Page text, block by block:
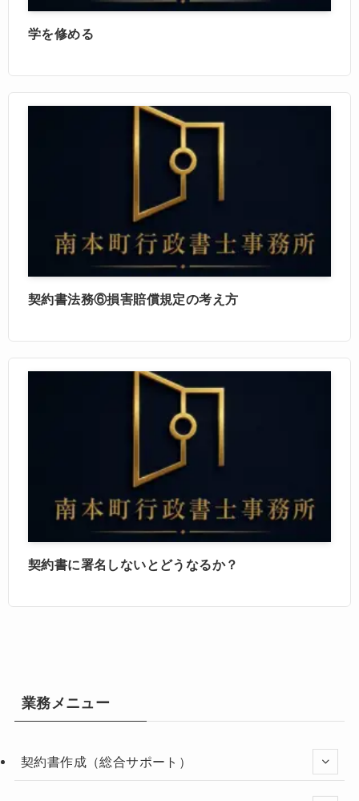
学を修める
契約書法務⑥損害賠償規定の考え方
契約書に署名しないとどうなるか？
業務メニュー
契約書作成（総合サポート）